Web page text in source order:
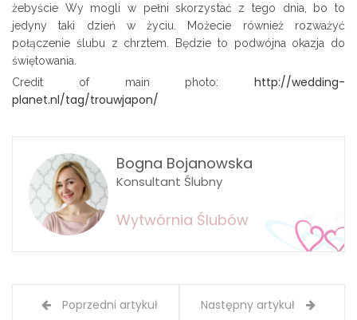
żebyście Wy mogli w pełni skorzystać z tego dnia, bo to
jedyny taki dzień w życiu. Możecie również rozważyć
połączenie ślubu z chrztem. Będzie to podwójna okazja do
świętowania.
Credit of main photo: http://wedding-
planet.nl/tag/trouwjapon/
Bogna Bojanowska
Konsultant Ślubny
Wytwórnia Ślubów
Poprzedni artykuł Następny artykuł